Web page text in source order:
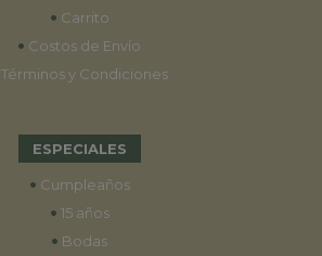
• Carrito
• Costos de Envío
Términos y Condiciones
ESPECIALES
• Cumpleaños
• 15 años
• Bodas